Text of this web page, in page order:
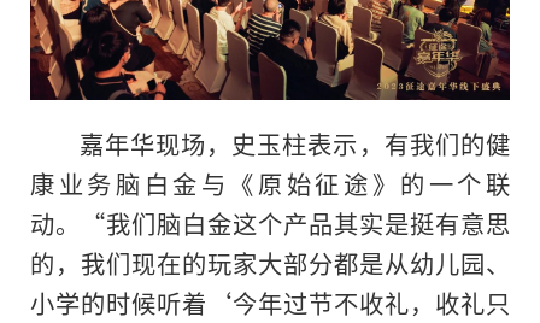
嘉年华现场，史玉柱表示，有我们的健
康业务脑白金与《原始征途》的一个联
动。“我们脑白金这个产品其实是挺有意思
的，我们现在的玩家大部分都是从幼儿园、
小学的时候听着‘今年过节不收礼，收礼只